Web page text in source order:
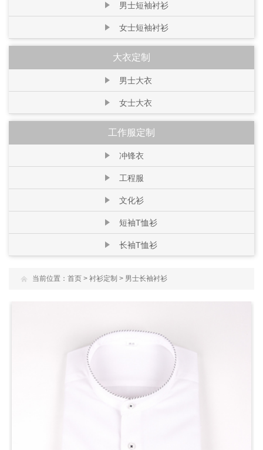
男士短袖衬衫
女士短袖衬衫
大衣定制
男士大衣
女士大衣
工作服定制
冲锋衣
工程服
文化衫
短袖T恤衫
长袖T恤衫
当前位置： 首页 > 衬衫定制 > 男士长袖衬衫